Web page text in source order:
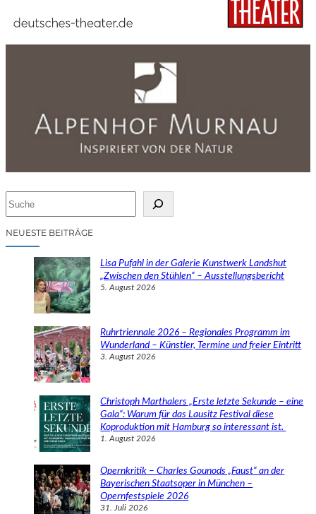
cNEUESTE BEITRÄGE
Lisa Pufahl in der Galerie Kunstwerk Landshut
„Zwischen den Stühlen“ – Ausstellungsbericht
5. August 2026
Ruhrtriennale 2026 – Regionales Programm im
Wunderland – Künstler, Termine und freier Eintritt
3. August 2026
Christoph Marthalers „Erste letzte Sekunde – eine
Gala“: Warum für das Lausitz Festival diese
Koproduktion mit Hamburg so interessant ist.
1. August 2026
Opernkritik – Charles Gounods „Faust“ an der
Bayerischen Staatsoper in München –
Opernfestspiele 2026
31. Juli 2026